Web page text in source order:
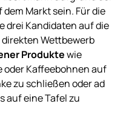
Markt sein. Für die
drei Kandidaten auf die
Wettbewerb
Produktewie
oder Kaffeebohnen auf
zu schließen oder ad
auf eine Tafel zu